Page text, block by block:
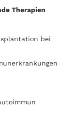
Therapien
bei